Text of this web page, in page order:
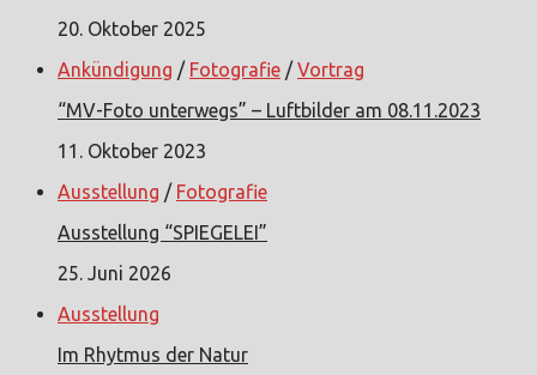
20. Oktober 2025
Ankündigung / Fotografie /Vortrag
“MV-Foto unterwegs” – Luftbilder am 08.11.2023
11. Oktober 2023
Ausstellung / Fotografie
Ausstellung “SPIEGELEI”
25. Juni 2026
Ausstellung
Im Rhytmus der Natur